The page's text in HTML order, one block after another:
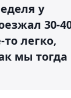
у
30-
легко,
мы тогда